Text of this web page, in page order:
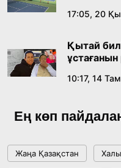
17:05, 20
Қытай
10:17, 14
Ең көп
Жаңа Қазақстан